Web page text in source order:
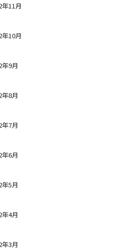
年11月
年10月
年9月
年8月
年7月
年6月
年5月
年4月
年3月